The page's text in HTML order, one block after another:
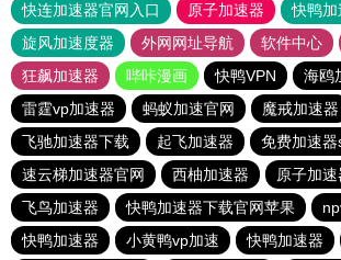
快连加速器官网入口
原子加速器
快鸭加
旋风加速度器
外网网址导航 软件中心
狂飙加速器
哔咔漫画 快鸭VPN
海鸥
雷霆vp加速器
蚂蚁加速官网 魔戒加速器
飞驰加速器下载
起飞加速器
免费加速
速云梯加速器官网
西柚加速器
原子加
飞鸟加速器
快鸭加速器下载官网苹果
快鸭加速器
小黄鸭vp加速 快鸭加速器